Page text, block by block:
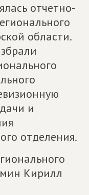
отчетно-
области.
и
отделения.
Кирилл